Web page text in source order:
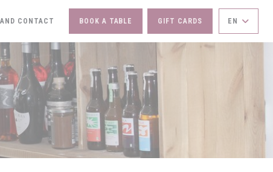
CONTACT BOOK A TABLE GIFT CARDS EN